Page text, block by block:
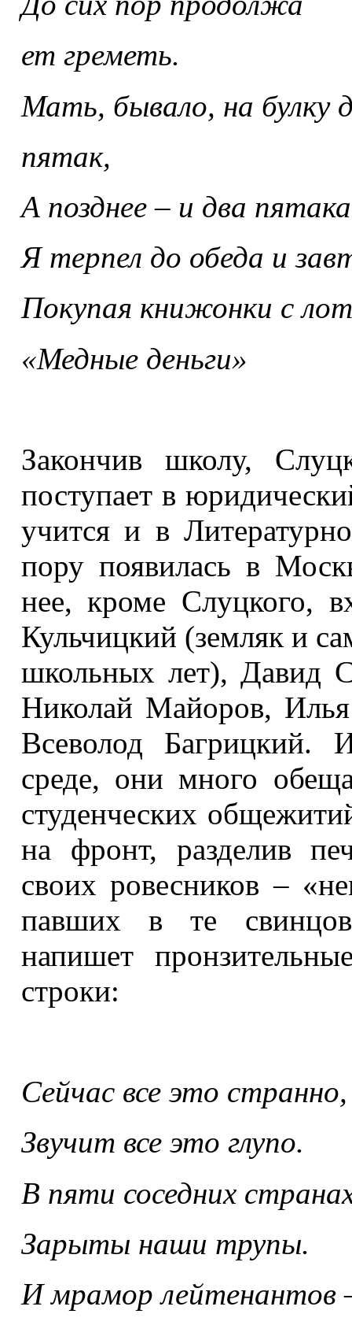
ет греметь.
Мать, бывало, на булку
пятак,
А позднее – и два
Я терпел до обеда и
Покупая книжонки с
«Медные деньги»
Закончив школу,
поступает в
учится и в
пору появилась в
нее, кроме Слуцкого,
Кульчицкий (земляк и
школьных лет), Давид
Николай Майоров,
Всеволод Багрицкий.
среде, они много
студенческих
на фронт, разделив
своих ровесников –
павших в те
напишет
строки:
Сейчас все это странно,
Звучит все это глупо.
В пяти соседних
Зарыты наши трупы.
И мрамор лейтенантов